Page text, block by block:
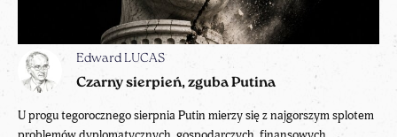
Edward LUCAS
Czarny sierpień, zguba Putina
U progu tegorocznego sierpnia Putin mierzy się z najgorszym splotem